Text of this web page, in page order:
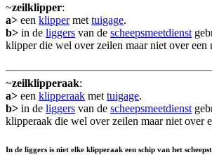
~zeilklipper:
a> een klippermet tuigage.
b> in de liggers van de scheepsmeetdienst
klipper die wel over zeilen maar niet over een
~zeilklipperaak:
a> een klipperaak met tuigage.
b> in de liggers van de scheepsmeetdienst
klipperaak die wel over zeilen maar niet over
In de liggers is niet elke klipperaak een schip van het